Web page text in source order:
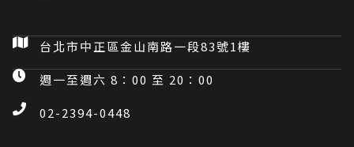
台北市中正區金山南路一段83號1樓
週一至週六 8：00 至 20：00
02-2394-0448